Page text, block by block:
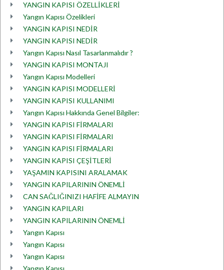
YANGIN KAPISI ÖZELLİKLERİ
Yangın Kapısı Özelikleri
YANGIN KAPISI NEDİR
YANGIN KAPISI NEDİR
Yangın Kapısı Nasıl Tasarlanmalıdır ?
YANGIN KAPISI MONTAJI
Yangın Kapısı Modelleri
YANGIN KAPISI MODELLERİ
YANGIN KAPISI KULLANIMI
Yangın Kapısı Hakkında Genel Bilgiler:
YANGIN KAPISI FİRMALARI
YANGIN KAPISI FİRMALARI
YANGIN KAPISI FİRMALARI
YANGIN KAPISI ÇEŞİTLERİ
YAŞAMIN KAPISINI ARALAMAK
YANGIN KAPILARININ ÖNEMLİ
CAN SAĞLIĞINIZI HAFİFE ALMAYIN
YANGIN KAPILARI
YANGIN KAPILARININ ÖNEMLİ
Yangın Kapısı
Yangın Kapısı
Yangın Kapısı
Yangın Kapısı